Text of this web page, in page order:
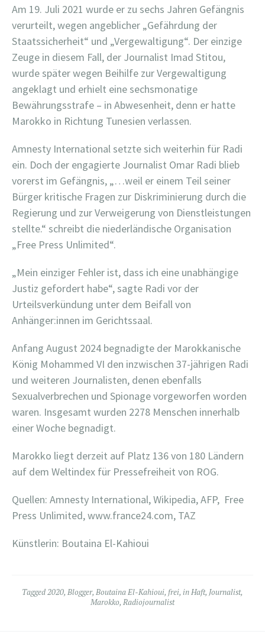
Am 19. Juli 2021 wurde er zu sechs Jahren Gefängnis
verurteilt, wegen angeblicher „Gefährdung der
Staatssicherheit“ und „Vergewaltigung“. Der einzige
Zeuge in diesem Fall, der Journalist Imad Stitou,
wurde später wegen Beihilfe zur Vergewaltigung
angeklagt und erhielt eine sechsmonatige
Bewährungsstrafe – in Abwesenheit, denn er hatte
Marokko in Richtung Tunesien verlassen.
Amnesty International setzte sich weiterhin für Radi
ein. Doch der engagierte Journalist Omar Radi blieb
vorerst im Gefängnis, „…weil er einem Teil seiner
Bürger kritische Fragen zur Diskriminierung durch die
Regierung und zur Verweigerung von Dienstleistungen
stellte.“ schreibt die niederländische Organisation
„Free Press Unlimited“.
„Mein einziger Fehler ist, dass ich eine unabhängige
Justiz gefordert habe“, sagte Radi vor der
Urteilsverkündung unter dem Beifall von
Anhänger:innen im Gerichtssaal.
Anfang August 2024 begnadigte der Marokkanische
König Mohammed VI den inzwischen 37-jährigen Radi
und weiteren Journalisten, denen ebenfalls
Sexualverbrechen und Spionage vorgeworfen worden
waren. Insgesamt wurden 2278 Menschen innerhalb
einer Woche begnadigt.
Marokko liegt derzeit auf Platz 136 von 180 Ländern
auf dem Weltindex für Pressefreiheit von ROG.
Quellen: Amnesty International,Wikipedia, AFP, Free
Press Unlimited, www.france24.com, TAZ
Künstlerin: Boutaina El-Kahioui
Tagged2020, Blogger, Boutaina El-Kahioui, frei, in Haft, Journalist,
Marokko, Radiojournalist